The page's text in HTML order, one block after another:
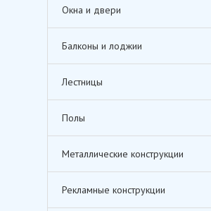
Окна и двери
Балконы и лоджии
Лестницы
Полы
Металлические конструкции
Рекламные конструкции